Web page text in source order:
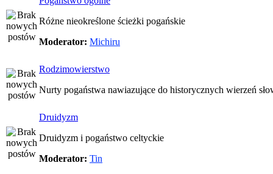
Różne nieokreślone ścieżki pogańskie
Moderator: Michiru
Rodzimowierstwo
Nurty pogaństwa nawiazujące do historycznych wierzeń
Druidyzm
Druidyzm i pogaństwo celtyckie
Moderator: Tin